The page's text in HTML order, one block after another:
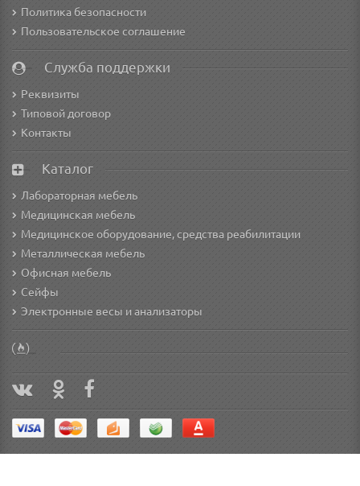
Политика безопасности
Пользовательское соглашение
Служба поддержки
Реквизиты
Типовой договор
Контакты
Каталог
Лабораторная мебель
Медицинская мебель
Медицинское оборудование, средства реабилитации
Металлическая мебель
Офисная мебель
Сейфы
Электронные весы и анализаторы